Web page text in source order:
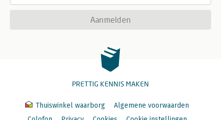
Aanmelden
PRETTIG KENNIS MAKEN
Thuiswinkel waarborg
Algemene voorwaarden